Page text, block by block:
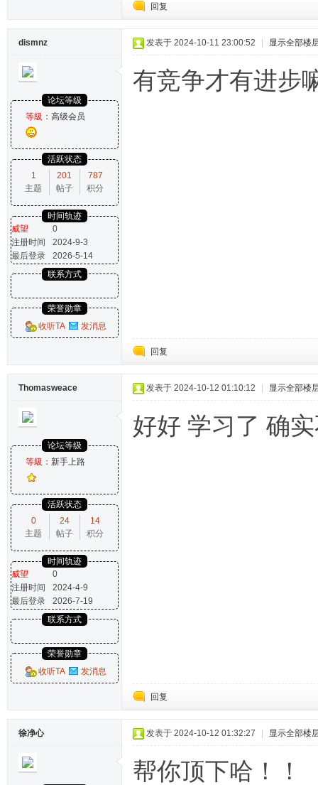
回复
dismnz
论坛等级
等級： 高级会员
活跃状态
1
主题
201
帖子
787
积分
时间轨迹
威望
0
注册时间
2024-9-3
最后登录
2026-5-14
联系方式
荣誉勋章
收听TA
发消息
发表于 2024-10-11 23:00:52 显示全部楼
有竞争才有进步
回复
Thomasweace
论坛等级
等級： 新手上路
活跃状态
0
主题
24
帖子
14
积分
时间轨迹
威望
0
注册时间
2024-4-9
最后登录
2026-7-19
联系方式
荣誉勋章
收听TA
发消息
发表于 2024-10-12 01:10:12 显示全部楼
好好 学习了 确
回复
徐净心 发表于 2024-10-12 01:32:27 显示全部楼
帮你顶下哈！！